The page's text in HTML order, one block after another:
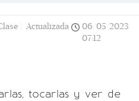
| Actualizada
06/05/2023
07:12
tocarlas y ver de